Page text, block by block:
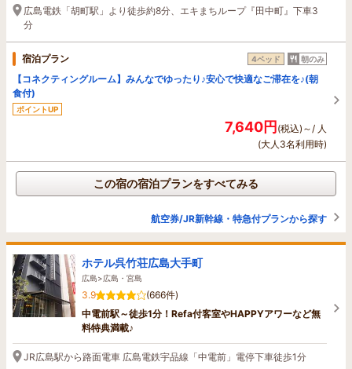
広島電鉄「胡町駅」より徒歩約8分、エキまちループ『田中町』下車3
分
宿泊プラン 4ベッド 朝のみ
【コネクティングルーム】みんなでゆったり♪安心で快適なご滞在を♪(朝
食付)
ポイントUP
7,640円(税込)～/ 人
(大人3名利用時)
この宿の宿泊プランをすべてみる
航空券/JR新幹線・特急付プランから探す
ホテル呉竹荘広島大手町
広島>広島・宮島
3.9
(666件)
中電前駅～徒歩1分！Refa付客室やHAPPYアワーなど無
料特典満載♪
JR広島駅から路面電車 広島電鉄宇品線「中電前」電停下車徒歩1分